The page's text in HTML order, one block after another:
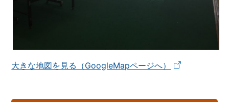
大きな地図を見る（GoogleMapページへ）